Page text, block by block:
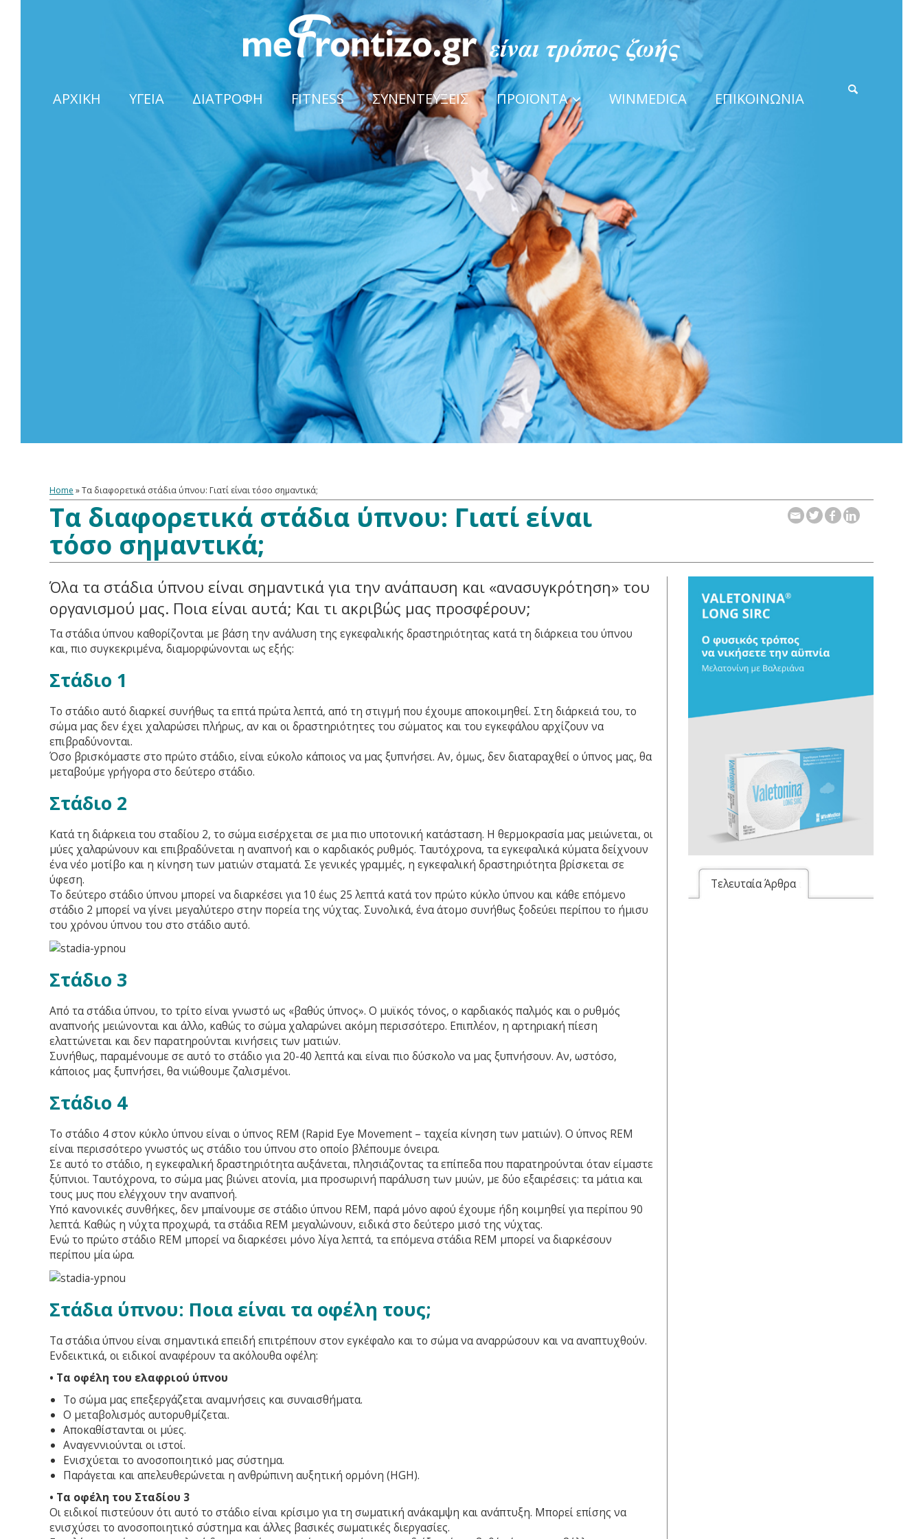
ΑΡΧΙΚΗ ΥΓΕΙΑ ΔΙΑΤΡΟΦΗ FITNESS ΣΥΝΕΝΤΕΥΞΕΙΣ ΠΡΟΪΟΝΤΑ WINMEDICA ΕΠΙΚΟΙΝΩΝΙΑ
Home »Τα διαφορετικά στάδια ύπνου: Γιατί είναι τόσο σημαντικά;
Τα διαφορετικά στάδια ύπνου: Γιατί είναι
τόσο σημαντικά;
Όλα τα στάδια ύπνου είναι σημαντικά για την ανάπαυση και «ανασυγκρότηση» του
οργανισμού μας. Ποια είναι αυτά; Και τι ακριβώς μας προσφέρουν;
Τα στάδια ύπνου καθορίζονται με βάση την ανάλυση της εγκεφαλικής δραστηριότητας κατά τη διάρκεια του ύπνου
και, πιο συγκεκριμένα, διαμορφώνονται ως εξής:
Στάδιο 1
Το στάδιο αυτό διαρκεί συνήθως τα επτά πρώτα λεπτά, από τη στιγμή που έχουμε αποκοιμηθεί. Στη διάρκειά του, το
σώμα μας δεν έχει χαλαρώσει πλήρως, αν και οι δραστηριότητες του σώματος και του εγκεφάλου αρχίζουν να
επιβραδύνονται.
Όσο βρισκόμαστε στο πρώτο στάδιο, είναι εύκολο κάποιος να μας ξυπνήσει. Αν, όμως, δεν διαταραχθεί ο ύπνος μας, θα
μεταβούμε γρήγορα στο δεύτερο στάδιο.
Στάδιο 2
Κατά τη διάρκεια του σταδίου 2, το σώμα εισέρχεται σε μια πιο υποτονική κατάσταση. Η θερμοκρασία μας μειώνεται, οι
μύες χαλαρώνουν και επιβραδύνεται η αναπνοή και ο καρδιακός ρυθμός. Ταυτόχρονα, τα εγκεφαλικά κύματα δείχνουν
ένα νέο μοτίβο και η κίνηση των ματιών σταματά. Σε γενικές γραμμές, η εγκεφαλική δραστηριότητα βρίσκεται σε
ύφεση.
Το δεύτερο στάδιο ύπνου μπορεί να διαρκέσει για 10 έως 25 λεπτά κατά τον πρώτο κύκλο ύπνου και κάθε επόμενο
στάδιο 2 μπορεί να γίνει μεγαλύτερο στην πορεία της νύχτας. Συνολικά, ένα άτομο συνήθως ξοδεύει περίπου το ήμισυ
του χρόνου ύπνου του στο στάδιο αυτό.
Στάδιο 3
Από τα στάδια ύπνου, το τρίτο είναι γνωστό ως «βαθύς ύπνος». Ο μυϊκός τόνος, ο καρδιακός παλμός και ο ρυθμός
αναπνοής μειώνονται και άλλο, καθώς το σώμα χαλαρώνει ακόμη περισσότερο. Επιπλέον, η αρτηριακή πίεση
ελαττώνεται και δεν παρατηρούνται κινήσεις των ματιών.
Συνήθως, παραμένουμε σε αυτό το στάδιο για 20-40 λεπτά και είναι πιο δύσκολο να μας ξυπνήσουν. Αν, ωστόσο,
κάποιος μας ξυπνήσει, θα νιώθουμε ζαλισμένοι.
Στάδιο 4
Το στάδιο 4 στον κύκλο ύπνου είναι ο ύπνος REM (Rapid Eye Movement – ταχεία κίνηση των ματιών). Ο ύπνος REM
είναι περισσότερο γνωστός ως στάδιο του ύπνου στο οποίο βλέπουμε όνειρα.
Σε αυτό το στάδιο, η εγκεφαλική δραστηριότητα αυξάνεται, πλησιάζοντας τα επίπεδα που παρατηρούνται όταν είμαστε
ξύπνιοι. Ταυτόχρονα, το σώμα μας βιώνει ατονία, μια προσωρινή παράλυση των μυών, με δύο εξαιρέσεις: τα μάτια και
τους μυς που ελέγχουν την αναπνοή.
Υπό κανονικές συνθήκες, δεν μπαίνουμε σε στάδιο ύπνου REM, παρά μόνο αφού έχουμε ήδη κοιμηθεί για περίπου 90
λεπτά. Καθώς η νύχτα προχωρά, τα στάδια REM μεγαλώνουν, ειδικά στο δεύτερο μισό της νύχτας.
Ενώ το πρώτο στάδιο REM μπορεί να διαρκέσει μόνο λίγα λεπτά, τα επόμενα στάδια REM μπορεί να διαρκέσουν
περίπου μία ώρα.
Στάδια ύπνου: Ποια είναι τα οφέλη τους;
Τα στάδια ύπνου είναι σημαντικά επειδή επιτρέπουν στον εγκέφαλο και το σώμα να αναρρώσουν και να αναπτυχθούν.
Ενδεικτικά, οι ειδικοί αναφέρουν τα ακόλουθα οφέλη:
• Τα οφέλη του ελαφριού ύπνου
Το σώμα μας επεξεργάζεται αναμνήσεις και συναισθήματα.
Ο μεταβολισμός αυτορυθμίζεται.
Αποκαθίστανται οι μύες.
Αναγεννιούνται οι ιστοί.
Ενισχύεται το ανοσοποιητικό μας σύστημα.
Παράγεται και απελευθερώνεται η ανθρώπινη αυξητική ορμόνη (HGH).
• Τα οφέλη του Σταδίου 3
Οι ειδικοί πιστεύουν ότι αυτό το στάδιο είναι κρίσιμο για τη σωματική ανάκαμψη και ανάπτυξη. Μπορεί επίσης να
ενισχύσει το ανοσοποιητικό σύστημα και άλλες βασικές σωματικές διεργασίες.
Τελευταία Άρθρα